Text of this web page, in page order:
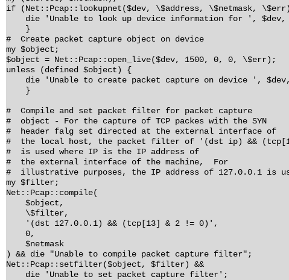
if (Net::Pcap::lookupnet($dev, \$address, \$netmask,
die 'Unable to look up device information for ',
}
# Create packet capture object on device
my $object;
$object = Net::Pcap::open_live($dev, 1500, 0, 0, \$err);
unless (defined $object) {
die 'Unable to create packet capture on device ',
}
# Compile and set packet filter for packet capture
# object - For the capture of TCP packes with the SYN
# header falg set directed at the external interface of
# the local host, the packet filter of '(dst ip) &&
# is used where IP is the IP address of
# the external interface of the machine, For
# illustrative purposes, the IP address of 127.0.0.1 is
my $filter;
Net::Pcap::compile(
$object,
\$filter,
'(dst 127.0.0.1) && (tcp[13] & 2 != 0)',
0,
$netmask
) && die "Unable to compile packet capture filter";
Net::Pcap::setfilter($object, $filter) &&
die 'Unable to set packet capture filter';